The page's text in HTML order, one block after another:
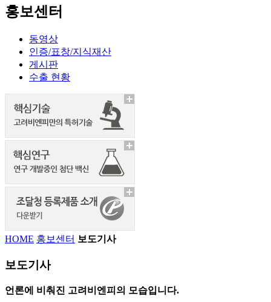
홍보센터
동영상
인증/표창/지식재산
게시판
수출 현황
HOME 홍보센터 보도기사
보도기사
언론에 비춰진 고려비엔피의 모습입니다.